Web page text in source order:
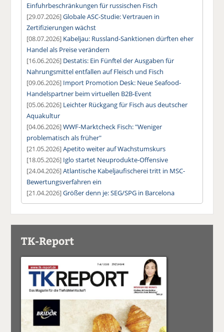
Einfuhrbeschränkungen für russischen Fisch
[29.07.2026]Globale ASC-Studie: Vertrauen in
Zertifizierungen wächst
[08.07.2026] Kabeljau: Russland-Sanktionen dürften eher
Handel als Preise verändern
[16.06.2026] Destatis: Ein Fünftel der Ausgaben für
Nahrungsmittel entfallen auf Fleisch und Fisch
[09.06.2026] Import Promotion Desk: Neue Seafood-
Handelspartner beim virtuellen B2B-Event
[05.06.2026] Leichter Rückgang für Fisch aus deutscher
Aquakultur
[04.06.2026]WWF-Marktcheck Fisch: "Weniger
problematisch als früher"
[21.05.2026]Apetito weiter auf Wachstumskurs
[18.05.2026] Iglo startet Neuprodukte-Offensive
[24.04.2026]Atlantische Kabeljaufischerei tritt in MSC-
Bewertungsverfahren ein
[21.04.2026]Größer denn je: SEG/SPG in Barcelona
TK-Report